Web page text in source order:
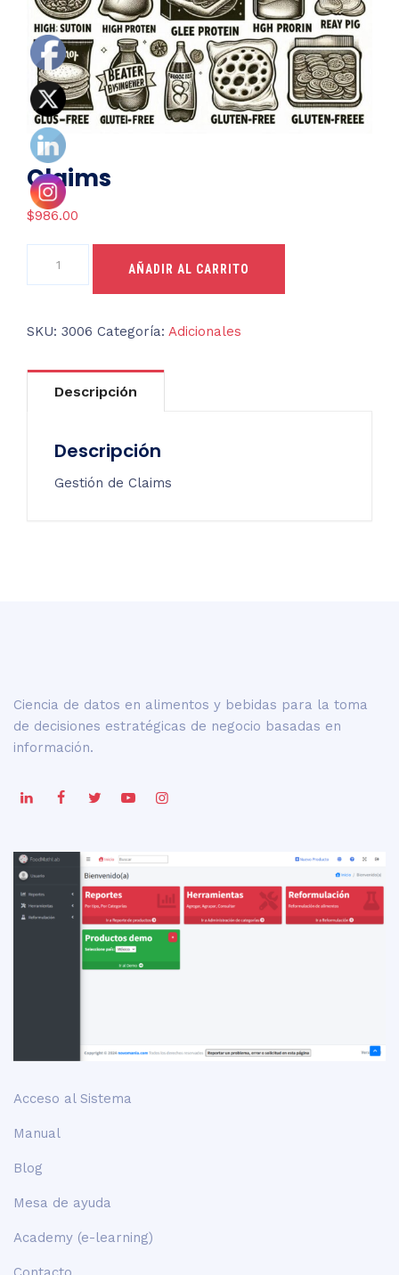
Claims
$986.00
AÑADIR AL CARRITO
SKU: 3006 Categoría: Adicionales
Descripción
Descripción
Gestión de Claims
Ciencia de datos en alimentos y bebidas para la toma
de decisiones estratégicas de negocio basadas en
información.
Acceso al Sistema
Manual
Blog
Mesa de ayuda
Academy (e-learning)